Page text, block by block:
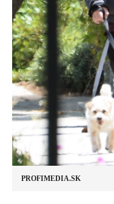
PROFIMEDIA.SK